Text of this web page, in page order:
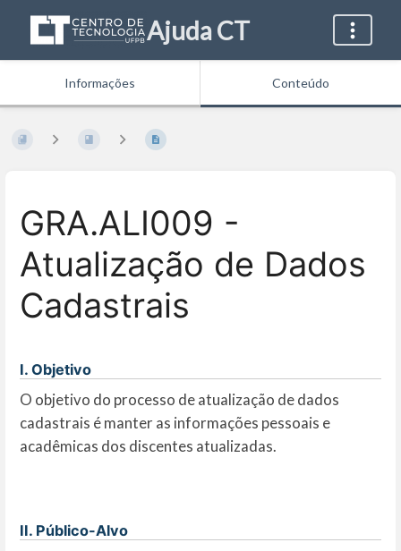
Ajuda CT
Informações Conteúdo
GRA.ALI009 -
Atualização de Dados
Cadastrais
I. Objetivo
O objetivo do processo de atualização de dados
cadastrais é manter as informações pessoais e
acadêmicas dos discentes atualizadas.
II. Público-Alvo